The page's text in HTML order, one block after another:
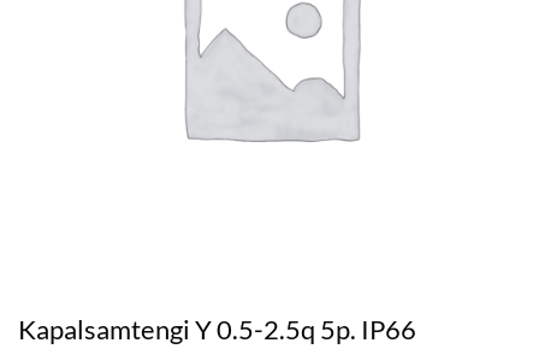
Kapalsamtengi Y 0.5-2.5q 5p. IP66